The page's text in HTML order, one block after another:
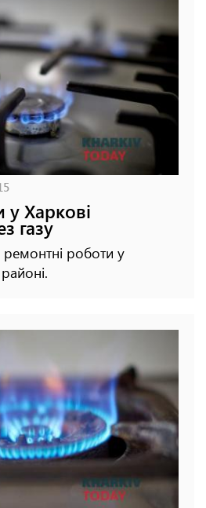
у Харкові
газу
ремонтні роботи у